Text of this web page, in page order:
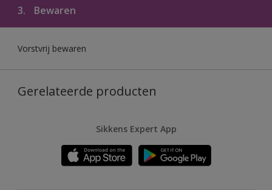
3. Bewaren
Vorstvrij bewaren
Gerelateerde producten
Sikkens Expert App